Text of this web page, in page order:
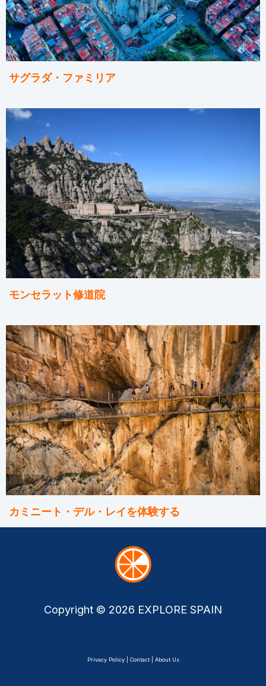
サグラダ・ファミリア
モンセラット修道院
カミニート・デル・レイを体験する
Copyright © 2026 EXPLORE SPAIN
Privacy Policy | Contact | About Us